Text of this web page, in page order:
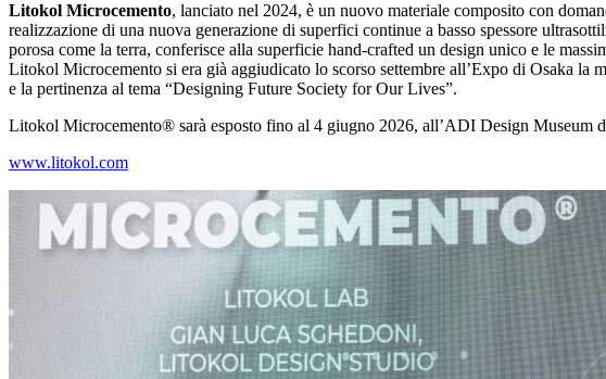
Litokol Microcemento, lanciato nel 2024, è un nuovo materiale composito con
realizzazione di una nuova generazione di superfici continue a basso spessore
porosa come la terra, conferisce alla superficie hand-crafted un design unico e le
Litokol Microcemento si era già aggiudicato lo scorso settembre all’Expo di Osaka
e la pertinenza al tema “Designing Future Society for Our Lives”.
Litokol Microcemento® sarà esposto fino al 4 giugno 2026, all’ADI Design
www.litokol.com